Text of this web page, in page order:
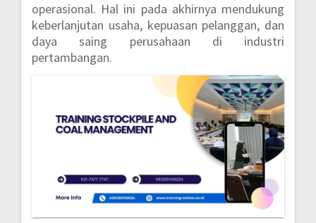
operasional. Hal ini pada akhirnya mendukung
keberlanjutan usaha, kepuasan pelanggan, dan
daya saing perusahaan di industri
pertambangan.